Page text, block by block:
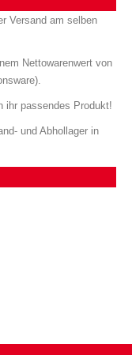
Versand am selben
Nettowarenwert von
ihr passendes Produkt!
und Abhollager in